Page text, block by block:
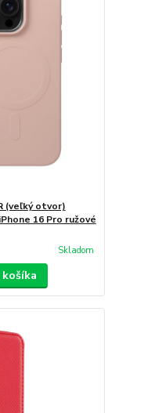
(veľký otvor)
16 Pro ružové
Skladom